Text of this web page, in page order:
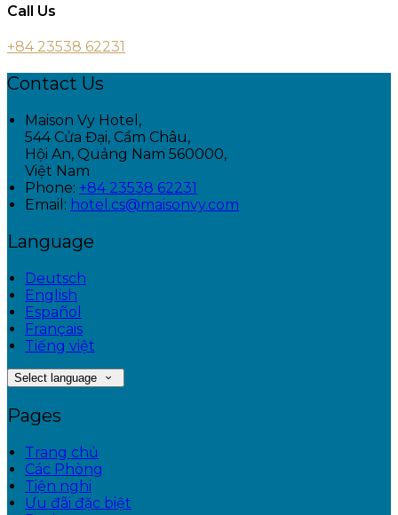
Call Us
+84 23538 62231
Contact Us
Maison Vy Hotel,
544 Cửa Đại, Cẩm Châu,
Hội An, Quảng Nam 560000,
Việt Nam
Phone: +84 23538 62231
Email: hotel.cs@maisonvy.com
Language
Deutsch
English
Español
Français
Tiếng việt
Select language
Pages
Trang chủ
Các Phòng
Tiện nghi
Ưu đãi đặc biệt